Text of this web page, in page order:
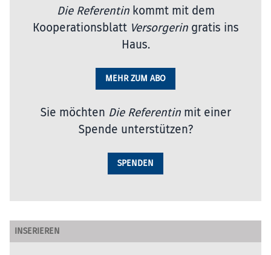
Die Referentinkommt mit dem
Kooperationsblatt Versorgeringratis ins
Haus.
MEHR ZUM ABO
Sie möchten Die Referentinmit einer
Spende unterstützen?
SPENDEN
INSERIEREN